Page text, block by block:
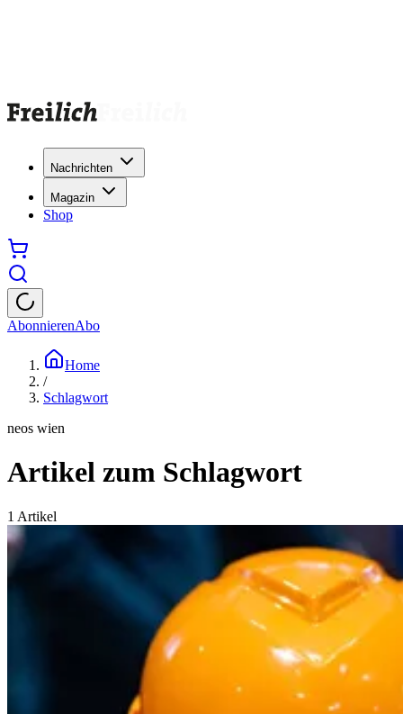
Nachrichten
Magazin
Shop
AbonnierenAbo
Home
/
Schlagwort
neos wien
Artikel zum Schlagwort
1 Artikel